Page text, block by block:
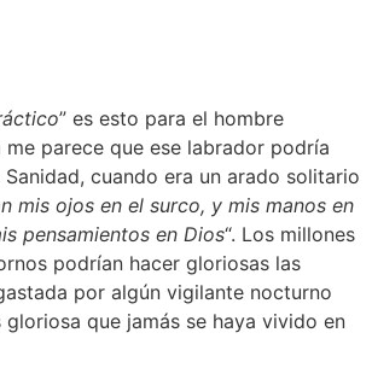
” es esto para el hombre
me parece que ese labrador podría
cuando era un arado solitario
mis ojos en el surco, y mis manos en
pensamientos en Dios“. Los millones
podrían hacer gloriosas las
por algún vigilante nocturno
gloriosa que jamás se haya vivido en